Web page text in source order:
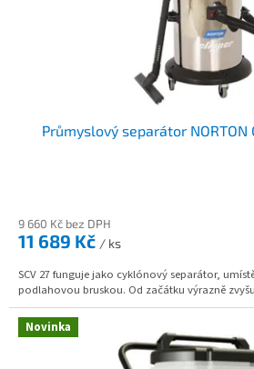
Průmyslový separátor NORTON
9 660 Kč bez DPH
11 689 Kč / ks
SCV 27 funguje jako cyklónový separátor,
podlahovou bruskou. Od začátku výrazně
Novinka